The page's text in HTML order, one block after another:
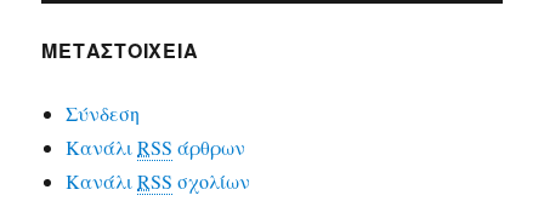
ΜΕΤΑΣΤΟΙΧΕΊΑ
Σύνδεση
ΚανάλιRSS άρθρων
ΚανάλιRSS σχολίων